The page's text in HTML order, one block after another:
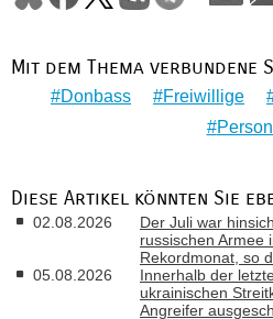
Mit dem Thema verbundene
Donbass Freiwillige
Diese Artikel könnten Sie
02.08.2026
Der Juli war
russischen Armee
Rekordmonat, so
05.08.2026
Innerhalb der
ukrainischen
Angreifer